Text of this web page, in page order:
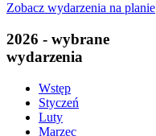
Zobacz wydarzenia na planie
2026 - wybrane
wydarzenia
Wstęp
Styczeń
Luty
Marzec